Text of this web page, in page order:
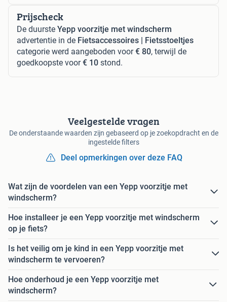
Prijscheck
De duurste Yepp voorzitje met windscherm
advertentie in de Fietsaccessoires | Fietsstoeltjes
categorie werd aangeboden voor€ 80, terwijl de
goedkoopste voor€ 10 stond.
Veelgestelde vragen
De onderstaande waarden zijn gebaseerd op je zoekopdracht en de
ingestelde filters
Deel opmerkingen over deze FAQ
Wat zijn de voordelen van een Yepp voorzitje met
windscherm?
Hoe installeer je een Yepp voorzitje met windscherm
op je fiets?
Is het veilig om je kind in een Yepp voorzitje met
windscherm te vervoeren?
Hoe onderhoud je een Yepp voorzitje met
windscherm?